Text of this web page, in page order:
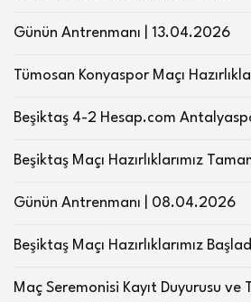
Günün Antrenmanı | 13.04.2026
Tümosan Konyaspor Maçı
Beşiktaş 4-2 Hesap.com
Beşiktaş Maçı Hazırlıklarımız
Günün Antrenmanı | 08.04.2026
Beşiktaş Maçı Hazırlıklarımız
Maç Seremonisi Kayıt Duyurusu ve